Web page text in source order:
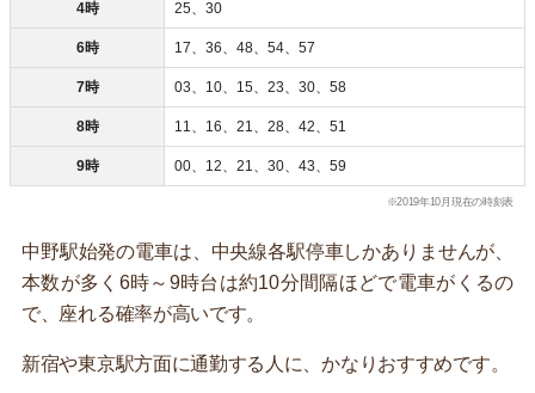
4時 25、30
6時 17、36、48、54、57
7時 03、10、15、23、30、58
8時 11、16、21、28、42、51
9時 00、12、21、30、43、59
※2019年10月現在の時刻表
中野駅始発の電車は、中央線各駅停車しかありませんが、
本数が多く6時～9時台は約10分間隔ほどで電車がくるの
で、座れる確率が高いです。
新宿や東京駅方面に通勤する人に、かなりおすすめです。